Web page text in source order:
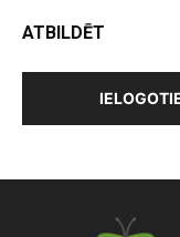
ATBILDĒT